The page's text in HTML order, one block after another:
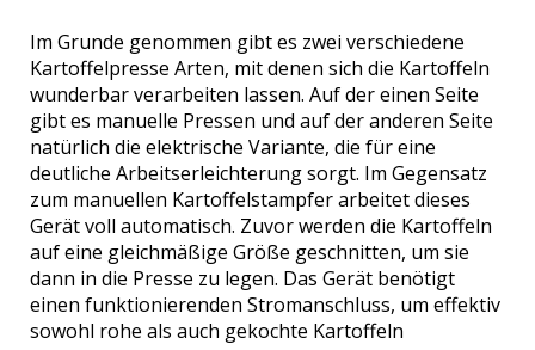
Im Grunde genommen gibt es zwei verschiedene
Kartoffelpresse Arten, mit denen sich die Kartoffeln
wunderbar verarbeiten lassen. Auf der einen Seite
gibt es manuelle Pressen und auf der anderen Seite
natürlich die elektrische Variante, die für eine
deutliche Arbeitserleichterung sorgt. Im Gegensatz
zum manuellen Kartoffelstampfer arbeitet dieses
Gerät voll automatisch. Zuvor werden die Kartoffeln
auf eine gleichmäßige Größe geschnitten, um sie
dann in die Presse zu legen. Das Gerät benötigt
einen funktionierenden Stromanschluss, um effektiv
sowohl rohe als auch gekochte Kartoffeln